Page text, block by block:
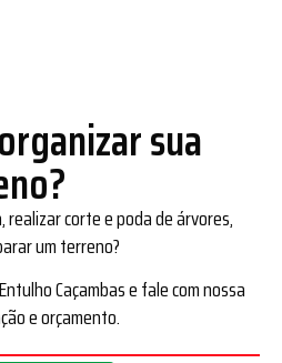
sua
realizar corte e poda de árvores,
um terreno?
Caçambas e fale com nossa
e orçamento.